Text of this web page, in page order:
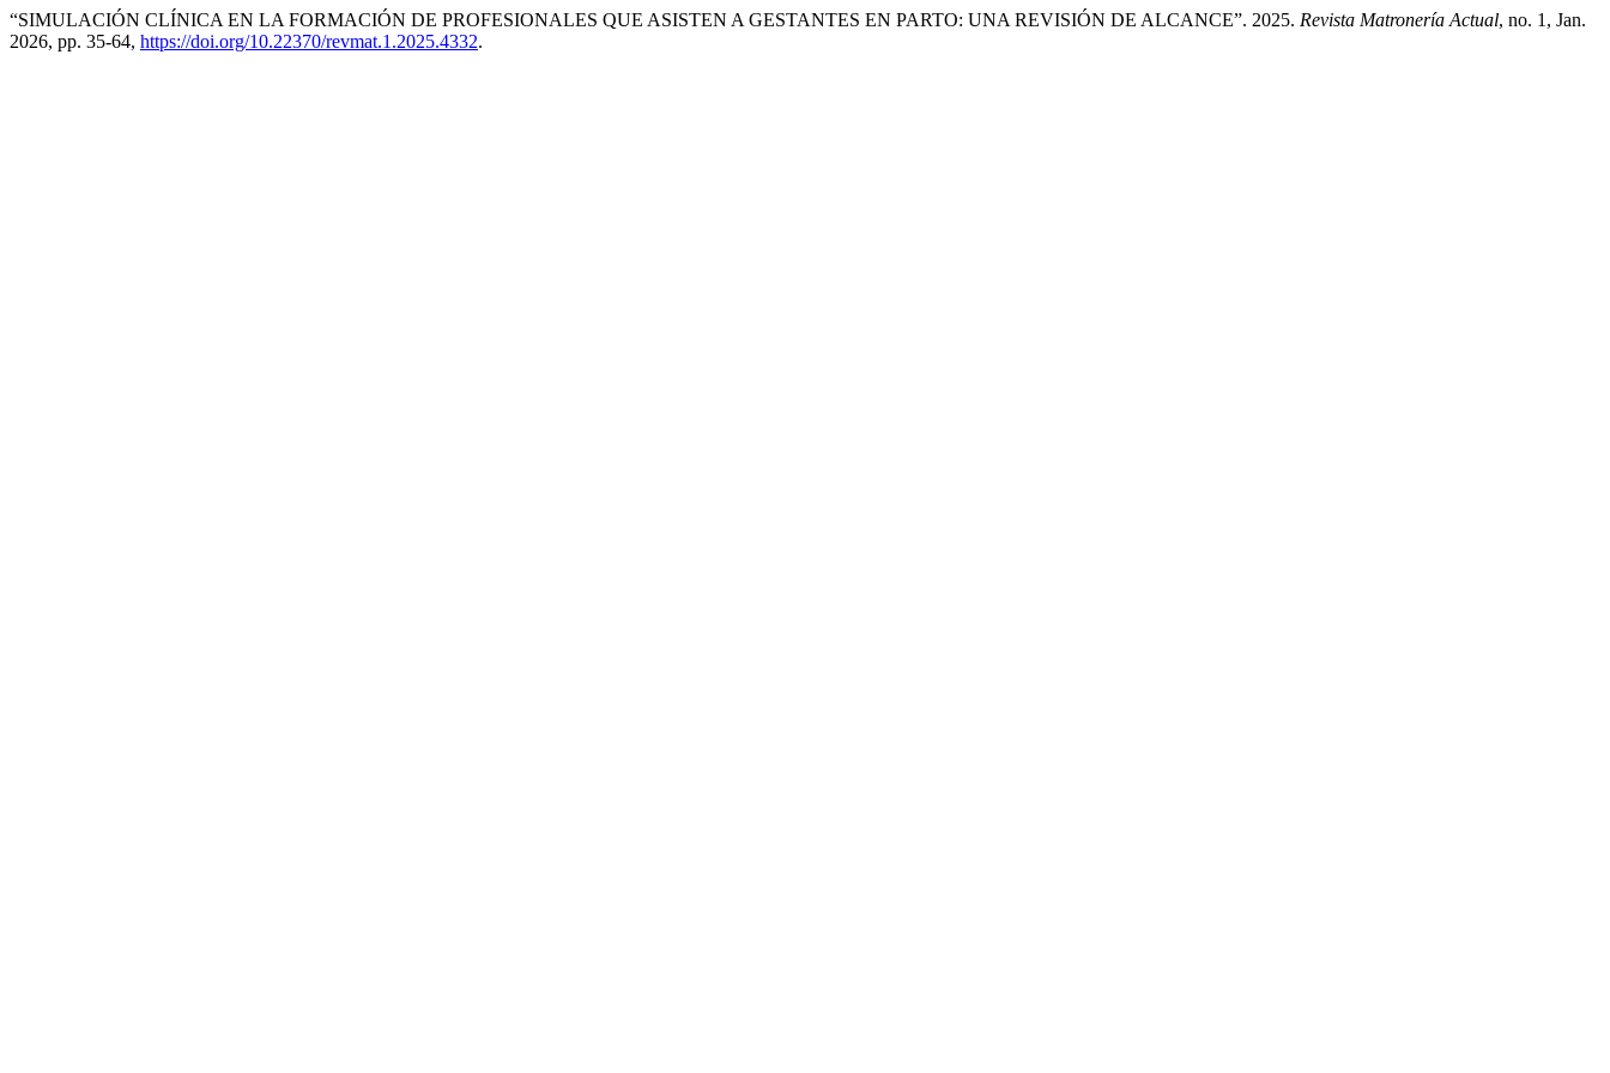
“SIMULACIÓN CLÍNICA EN LA FORMACIÓN DE PROFESIONALES QUE ASISTEN A GESTANTES EN PARTO: UNA REVISIÓN DE ALCANCE”. 2025. Revista Matronería Actual, no. 1, Jan.
2026, pp. 35-64, https://doi.org/10.22370/revmat.1.2025.4332.